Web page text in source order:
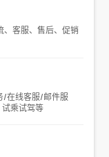
、客服、售后、促销
/在线客服/邮件服
乘试驾等